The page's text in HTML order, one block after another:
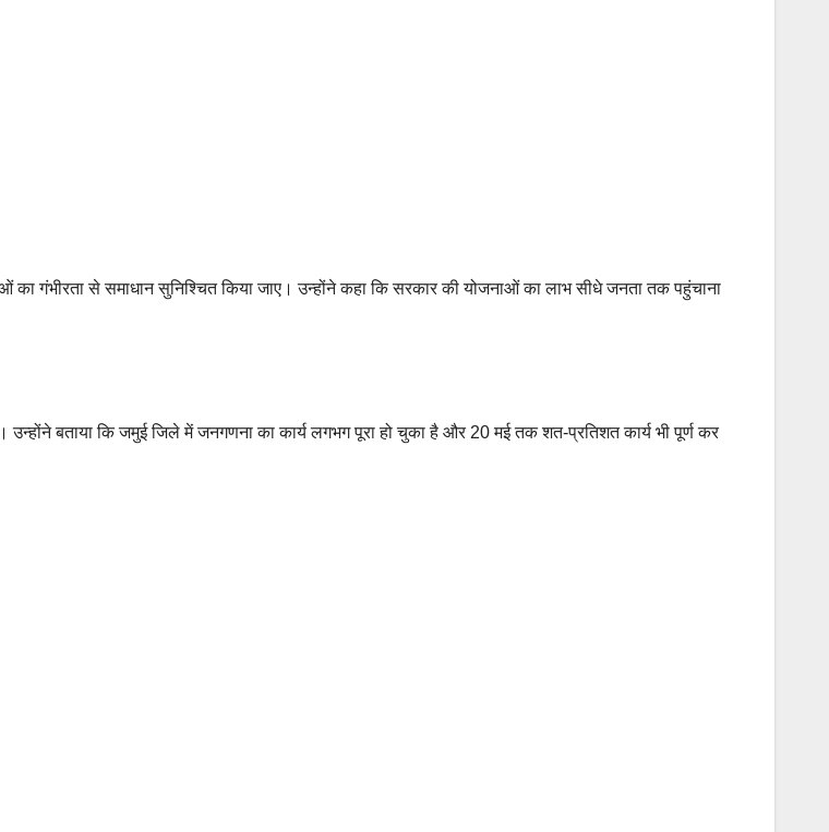
का गंभीरता से समाधान सुनिश्चित किया जाए। उन्होंने कहा कि सरकार की योजनाओं का लाभ सीधे जनता तक पहुंचाना
उन्होंने बताया कि जमुई जिले में जनगणना का कार्य लगभग पूरा हो चुका है और 20 मई तक शत-प्रतिशत कार्य भी पूर्ण कर